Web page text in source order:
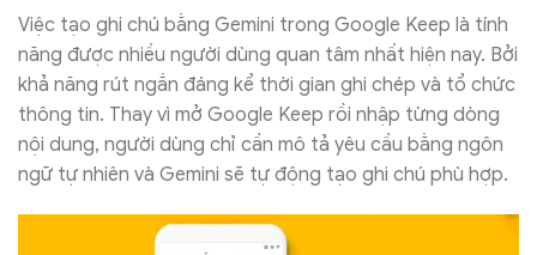
Việc tạo ghi chú bằng Gemini trong Google Keep là tính
năng được nhiều người dùng quan tâm nhất hiện nay. Bởi
khả năng rút ngắn đáng kể thời gian ghi chép và tổ chức
thông tin. Thay vì mở Google Keep rồi nhập từng dòng
nội dung, người dùng chỉ cần mô tả yêu cầu bằng ngôn
ngữ tự nhiên và Gemini sẽ tự động tạo ghi chú phù hợp.